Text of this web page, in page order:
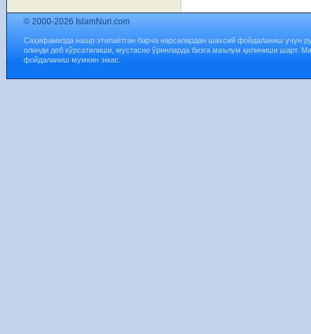
© 2000-2026 IslamNuri.com
Саҳифамизда нашр этилаётган барча нарсалардан шахсий фойдаланиш учун
олинди деб кўрсатилиши, мустасно ўринларда бизга маълум қилиниши шарт.
фойдаланиш мумкин эмас.